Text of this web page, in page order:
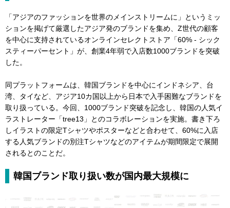
「アジアのファッションを世界のメインストリームに」というミッ
ションを掲げて厳選したアジア発のブランドを集め、Z世代の顧客
を中心に支持されているオンラインセレクトストア「60% - シック
スティーパーセント」が、創業4年弱で入店数1000ブランドを突破
した。
同プラットフォームは、韓国ブランドを中心にインドネシア、台
湾、タイなど、アジア10カ国以上から日本で入手困難なブランドを
取り扱っている。今回、1000ブランド突破を記念し、韓国の人気イ
ラストレーター「tree13」とのコラボレーションを実施。書き下ろ
しイラストの限定Tシャツやポスターなどと合わせて、60%に入店
する人気ブランドの別注Tシャツなどのアイテムが期間限定で展開
されるとのことだ。
韓国ブランド取り扱い数が国内最大規模に